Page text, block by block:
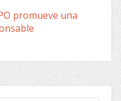
promueve una